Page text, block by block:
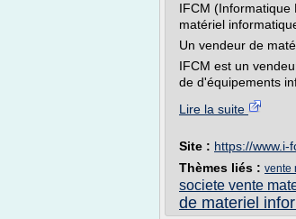
IFCM (Informatique
matériel
Un vendeur de
IFCM est un
de d'équipements
Lire la suite
Site : https://www.i-
Thèmes liés : vente
societe vente
de materiel